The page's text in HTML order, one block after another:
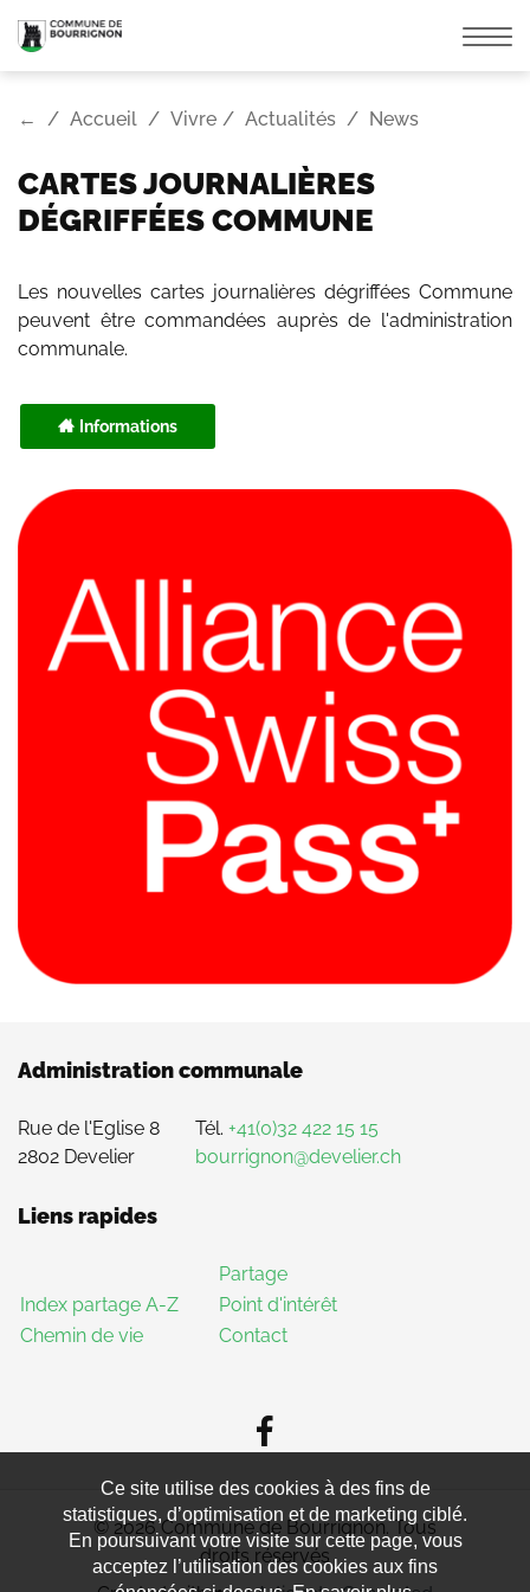
la
← Accueil Vivre Actualités News
CARTES JOURNALIÈRES
DÉGRIFFÉES COMMUNE
Les nouvelles cartes journalières dégriffées Commune
peuvent être commandées auprès de l'administration
communale.
Informations
Administration communale
Rue de l'Eglise 8
2802 Develier
Tél. +41(0)32 422 15 15
bourrignon@develier.ch
Liens rapides
Index partage A-Z
Chemin de vie
Partage
Point d'intérêt
Contact
© 2026 Commune de Bourrignon. Tous
droits réservés
Ce site utilise des cookies à des fins de
statistiques, d’optimisation et de marketing ciblé.
En poursuivant votre visite sur cette page, vous
acceptez l’utilisation des cookies aux fins